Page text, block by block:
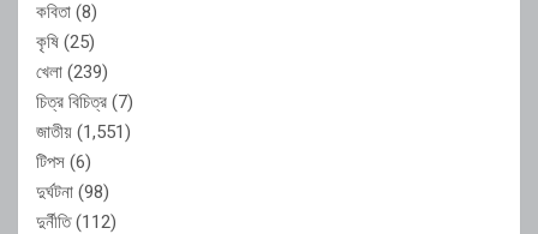
কবিতা (8)
কৃষি (25)
খেলা (239)
চিত্র বিচিত্র (7)
জাতীয় (1,551)
টিপস (6)
দুর্ঘটনা (98)
দুর্নীতি(112)